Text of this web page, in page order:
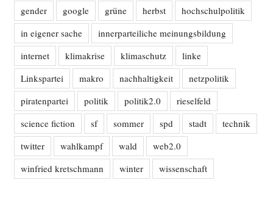
gender
google grüne herbst
hochschulpolitik
in eigener sache
innerparteiliche meinungsbildung
internet
klimakrise klimaschutz
linke
Linkspartei
makro nachhaltigkeit
netzpolitik
piratenpartei
politik politik2.0
rieselfeld
science fiction
sf sommer spd stadt
technik
twitter
wahlkampf wald
web2.0
winfried kretschmann
winter wissenschaft